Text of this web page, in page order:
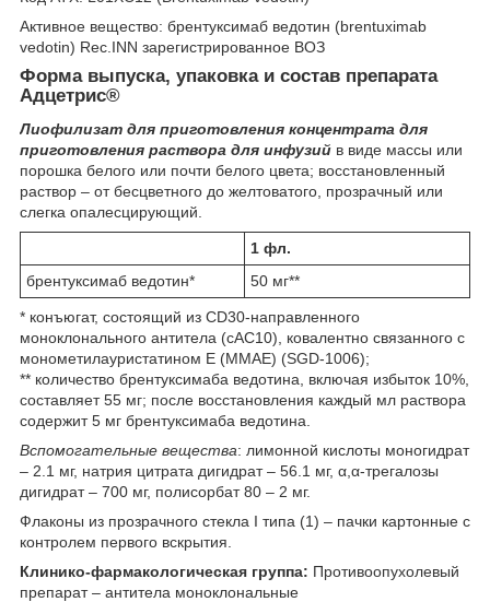
Активное вещество: брентуксимаб ведотин (brentuximab
vedotin) Rec.INN зарегистрированное ВОЗ
Форма выпуска, упаковка и состав препарата
Адцетрис®
Лиофилизат для приготовления концентрата для
приготовления раствора для инфузий в виде массы или
порошка белого или почти белого цвета; восстановленный
раствор – от бесцветного до желтоватого, прозрачный или
слегка опалесцирующий.
1 фл.
брентуксимаб ведотин*
50 мг**
* конъюгат, состоящий из CD30-направленного
моноклонального антитела (cAC10), ковалентно связанного с
монометилауристатином E (MMAE) (SGD-1006);
** количество брентуксимаба ведотина, включая избыток 10%,
составляет 55 мг; после восстановления каждый мл раствора
содержит 5 мг брентуксимаба ведотина.
Вспомогательные вещества: лимонной кислоты моногидрат
– 2.1 мг, натрия цитрата дигидрат – 56.1 мг, α,α-трегалозы
дигидрат – 700 мг, полисорбат 80 – 2 мг.
Флаконы из прозрачного стекла I типа (1) – пачки картонные с
контролем первого вскрытия.
Клинико-фармакологическая группа: Противоопухолевый
препарат – антитела моноклональные